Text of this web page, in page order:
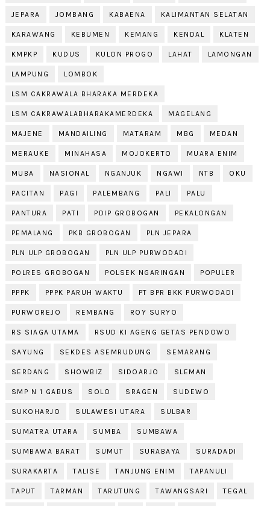
JEPARA JOMBANG KABAENA KALIMANTAN SELATAN
KARAWANG KEBUMEN KEMANG KENDAL KLATEN
KMPKP KUDUS KULON PROGO LAHAT LAMONGAN
LAMPUNG LOMBOK
LSM CAKRAWALA BHARAKA MERDEKA
LSM CAKRAWALABHARAKAMERDEKA MAGELANG
MAJENE MANDAILING MATARAM MBG MEDAN
MERAUKE MINAHASA MOJOKERTO MUARA ENIM
MUBA NASIONAL NGANJUK NGAWI NTB OKU
PACITAN PAGI PALEMBANG PALI PALU
PANTURA PATI PDIP GROBOGAN PEKALONGAN
PEMALANG PKB GROBOGAN PLN JEPARA
PLN ULP GROBOGAN PLN ULP PURWODADI
POLRES GROBOGAN POLSEK NGARINGAN POPULER
PPPK PPPK PARUH WAKTU PT BPR BKK PURWODADI
PURWOREJO REMBANG ROY SURYO
RS SIAGA UTAMA RSUD KI AGENG GETAS PENDOWO
SAYUNG SEKDES ASEMRUDUNG SEMARANG
SERDANG SHOWBIZ SIDOARJO SLEMAN
SMP N 1 GABUS SOLO SRAGEN SUDEWO
SUKOHARJO SULAWESI UTARA SULBAR
SUMATRA UTARA SUMBA SUMBAWA
SUMBAWA BARAT SUMUT SURABAYA SURADADI
SURAKARTA TALISE TANJUNG ENIM TAPANULI
TAPUT TARMAN TARUTUNG TAWANGSARI TEGAL